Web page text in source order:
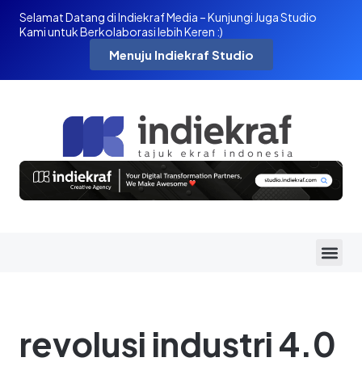
Selamat Datang di Indiekraf Media – Kunjungi Juga Studio
Kami untuk Berkolaborasi lebih Keren :)
Menuju Indiekraf Studio
revolusi industri 4.0